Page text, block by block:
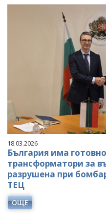
18.03.2026
България има
трансформатори за
разрушена при
ТЕЦ
ОЩЕ